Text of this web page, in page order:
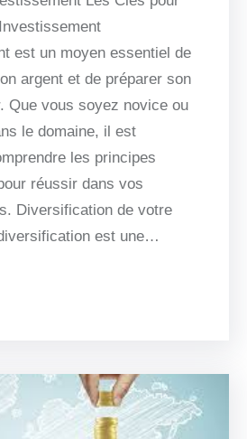
est un moyen essentiel de
argent et de préparer son
Que vous soyez novice ou
le domaine, il est
les principes
réussir dans vos
Diversification de votre
est une…